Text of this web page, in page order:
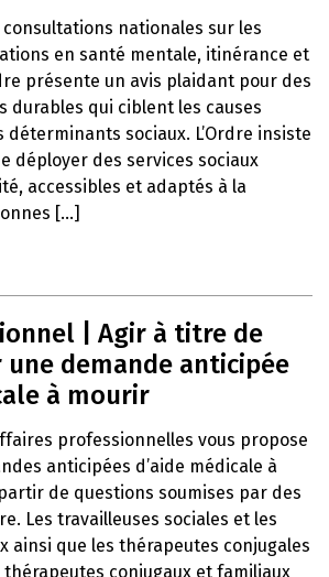
consultations nationales sur les
en santé mentale, itinérance et
présente un avis plaidant pour des
durables qui ciblent les causes
sociaux. L’Ordre insiste
déployer des services sociaux
accessibles et adaptés à la
[...]
| Agir à titre de
demande anticipée
à mourir
professionnelles vous propose
anticipées d’aide médicale à
de questions soumises par des
Les travailleuses sociales et les
ainsi que les thérapeutes conjugales
conjugaux et familiaux